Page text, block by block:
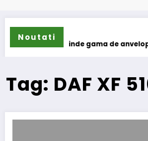
Noutati
își extinde gama de anvelope
Tag: DAF XF